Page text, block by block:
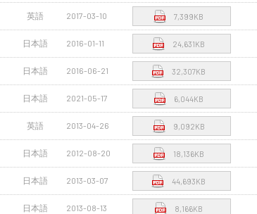
英語 2017-03-10 7,399KB
日本語 2016-01-11 24,631KB
日本語 2016-06-21 32,307KB
日本語 2021-05-17 6,044KB
英語 2013-04-26 9,092KB
日本語 2012-08-20 18,136KB
日本語 2013-03-07 44,693KB
日本語 2013-08-13 8,166KB